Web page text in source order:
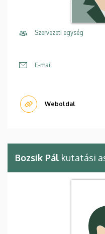
Szervezeti egység
E-mail
Weboldal
Bozsik Pál kutatási